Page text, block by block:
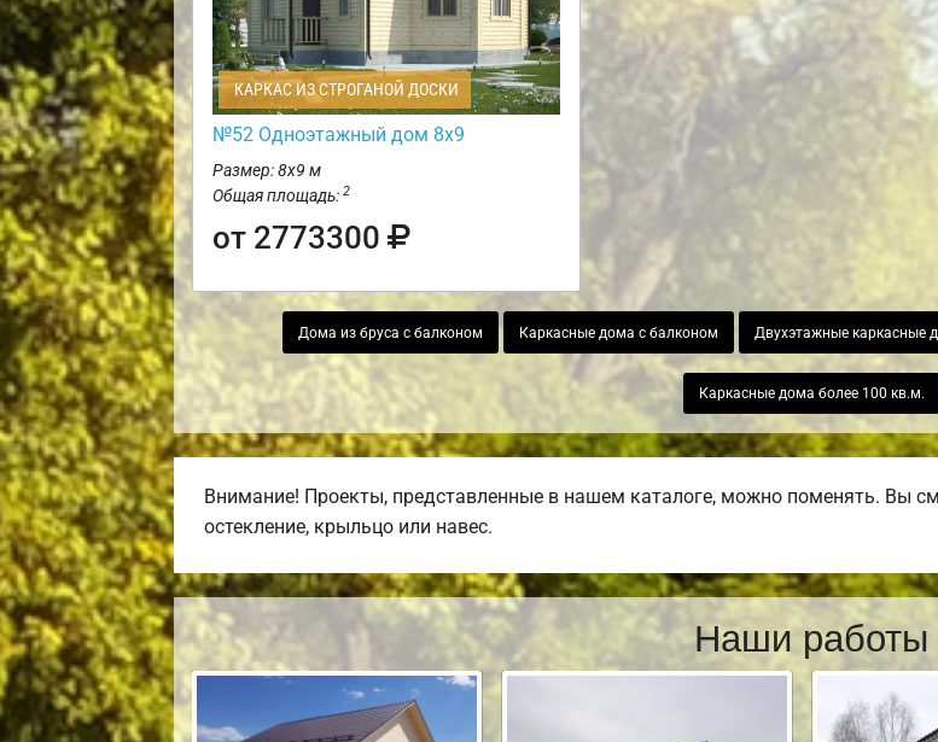
КАРКАС ИЗ СТРОГАНОЙ ДОСКИ
№52 Одноэтажный дом 8х9
Размер: 8х9 м
Общая площадь: 2
от 2773300
Дома из бруса с балконом Каркасные дома с балконом Двухэтажные каркасные
Каркасные дома более 100 кв.м.
Внимание! Проекты, представленные в нашем каталоге, можно поменять. Вы
остекление, крыльцо или навес.
Наши работы